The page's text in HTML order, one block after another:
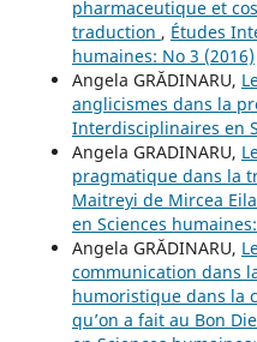
pharmaceutique et
traduction , Études
humaines: No 3 (2016)
Angela GRĂDINARU,
anglicismes dans la
Interdisciplinaires en
Angela GRADINARU,
pragmatique dans la
Maitreyi de Mircea
en Sciences
Angela GRĂDINARU,
communication dans
humoristique dans la
qu’on a fait au Bon